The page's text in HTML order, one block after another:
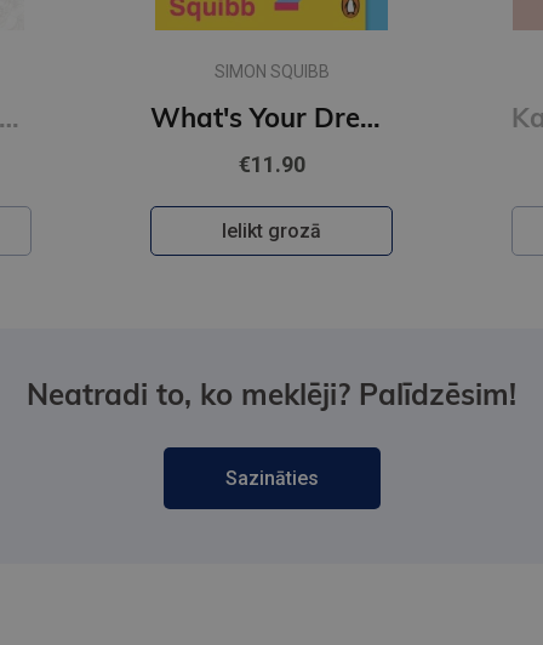
King of Sloth #4 Kings of Sin: addictive billionaire romance from the author of the Twisted series
SIMON SQUIBB
What's Your Dream? : Find Your Passion. Love Your Work. Build a Richer Life.
€11.90
Ielikt grozā
Neatradi to, ko meklēji? Palīdzēsim!
Sazināties